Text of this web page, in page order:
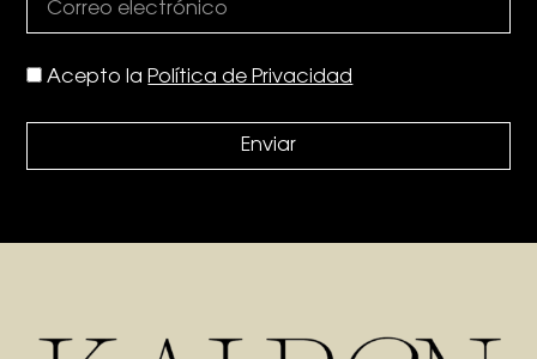
Acepto la Política de Privacidad
Enviar